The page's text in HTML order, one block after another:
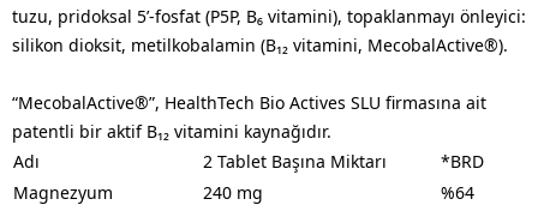
tuzu, pridoksal 5’-fosfat (P5P, B₆ vitamini), topaklanmayı önleyici:
silikon dioksit, metilkobalamin (B₁₂ vitamini, MecobalActive®).
“MecobalActive®”, HealthTech Bio Actives SLU firmasına ait
patentli bir aktif B₁₂ vitamini kaynağıdır.​
Adı
2 Tablet Başına Miktarı
*BRD
Magnezyum
240 mg
%64